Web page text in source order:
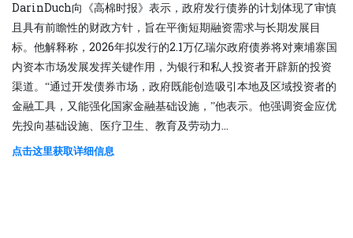
DarinDuch向《高棉时报》表示，政府发行债券的计划体现了审慎
且具有前瞻性的财政方针，旨在平衡短期融资需求与长期发展目
标。他解释称，2026年拟发行的2.1万亿瑞尔政府债券将对柬埔寨国
内资本市场发展发挥关键作用，为银行和私人投资者开辟新的投资
渠道。“通过开发债券市场，政府既能创造吸引本地及区域投资者的
金融工具，又能强化国家金融基础设施，”他表示。他强调资金应优
先投向基础设施、医疗卫生、教育及劳动力...
点击这里获取详细信息